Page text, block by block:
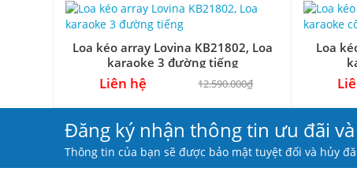
Loa kéo array Lovina KB21802, Loa
karaoke 3 đường tiếng
Liên hệ 12.590.000₫
Loa
Đăng ký nhận thông tin ưu đãi
Thông tin của bạn sẽ được bảo mật tuyệt đối và hủy